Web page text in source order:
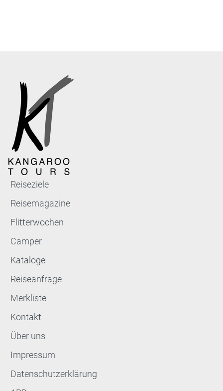
Reiseziele
Reisemagazine
Flitterwochen
Camper
Kataloge
Reiseanfrage
Merkliste
Kontakt
Über uns
Impressum
Datenschutzerklärung